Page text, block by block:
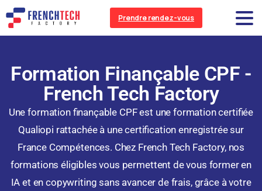
Prendre rendez-vous
Formation Finançable CPF -
French Tech Factory
Une formation finançable CPF est une formation certifiée
Qualiopi rattachée à une certification enregistrée sur
France Compétences. Chez French Tech Factory, nos
formations éligibles vous permettent de vous former en
IA et en copywriting sans avancer de frais, grâce à votre